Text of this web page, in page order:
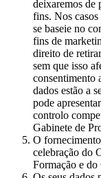
deixaremos de
fins. Nos casos
se baseie no
fins de
direito de
sem que isso
consentimento
dados estão a
pode
controlo
Gabinete de
O
celebração do
Formação e do